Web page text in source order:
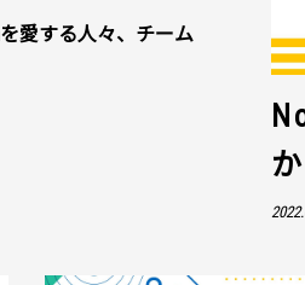
愛する人々、チーム